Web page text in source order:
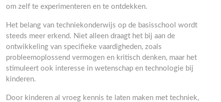
om zelf te experimenteren en te ontdekken.
Het belang van techniekonderwijs op de basisschool wordt
steeds meer erkend. Niet alleen draagt het bij aan de
ontwikkeling van specifieke vaardigheden, zoals
probleemoplossend vermogen en kritisch denken, maar het
stimuleert ook interesse in wetenschap en technologie bij
kinderen.
Door kinderen al vroeg kennis te laten maken met techniek,